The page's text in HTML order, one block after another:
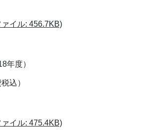
イル: 456.7KB)
年度）
込）
イル: 475.4KB)